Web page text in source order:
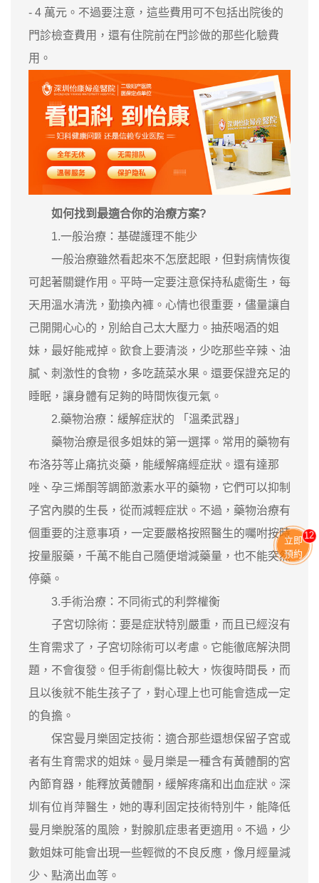
- 4 萬元。不過要注意，這些費用可不包括出院後的
門診檢查費用，還有住院前在門診做的那些化驗費
用。
如何找到最適合你的治療方案?
1.一般治療：基礎護理不能少
一般治療雖然看起來不怎麼起眼，但對病情恢復
可起著關鍵作用。平時一定要注意保持私處衛生，每
天用溫水清洗，勤換內褲。心情也很重要，儘量讓自
己開開心心的，別給自己太大壓力。抽菸喝酒的姐
妹，最好能戒掉。飲食上要清淡，少吃那些辛辣、油
膩、刺激性的食物，多吃蔬菜水果。還要保證充足的
睡眠，讓身體有足夠的時間恢復元氣。
2.藥物治療：緩解症狀的 「溫柔武器」
藥物治療是很多姐妹的第一選擇。常用的藥物有
布洛芬等止痛抗炎藥，能緩解痛經症狀。還有達那
唑、孕三烯酮等調節激素水平的藥物，它們可以抑制
子宮內膜的生長，從而減輕症狀。不過，藥物治療有
個重要的注意事項，一定要嚴格按照醫生的囑咐按時
按量服藥，千萬不能自己隨便增減藥量，也不能突然
停藥。
3.手術治療：不同術式的利弊權衡
子宮切除術：要是症狀特別嚴重，而且已經沒有
生育需求了，子宮切除術可以考慮。它能徹底解決問
題，不會復發。但手術創傷比較大，恢復時間長，而
且以後就不能生孩子了，對心理上也可能會造成一定
的負擔。
保宮曼月樂固定技術：適合那些還想保留子宮或
者有生育需求的姐妹。曼月樂是一種含有黃體酮的宮
內節育器，能釋放黃體酮，緩解疼痛和出血症狀。深
圳有位肖萍醫生，她的專利固定技術特別牛，能降低
曼月樂脫落的風險，對腺肌症患者更適用。不過，少
數姐妹可能會出現一些輕微的不良反應，像月經量減
少、點滴出血等。
立即
預約
11